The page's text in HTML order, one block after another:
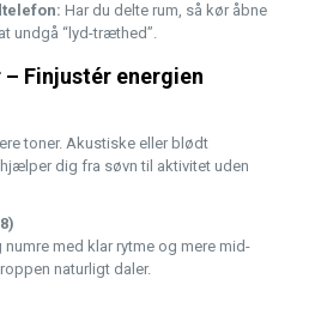
Har du delte rum, så kør åbne
undgå “lyd-træthed”.
Finjustér energien
toner. Akustiske eller blødt
dig fra søvn til aktivitet uden
med klar rytme og mere mid-
naturligt daler.